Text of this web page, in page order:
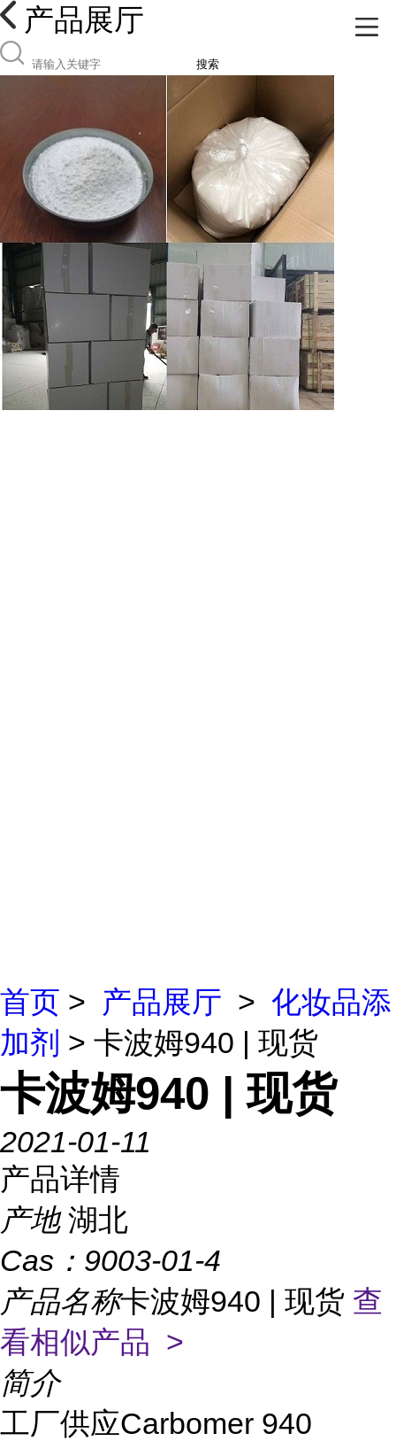
产品展厅
搜索
首页 > 产品展厅 > 化妆品添
加剂 > 卡波姆940 | 现货
卡波姆940 | 现货
2021-01-11
产品详情
产地 湖北
Cas： 9003-01-4
产品名称卡波姆940 | 现货 查
看相似产品 >
简介
工厂供应Carbomer 940